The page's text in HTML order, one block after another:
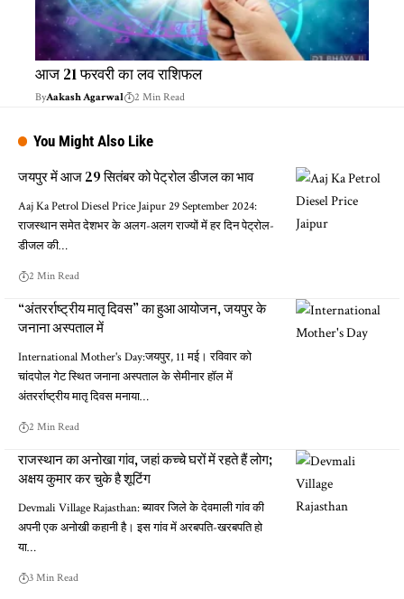
आज 21 फरवरी का लव राशिफल
ByAakash Agarwal 2 Min Read
You Might Also Like
जयपुर में आज 29 सितंबर को पेट्रोल डीजल का भाव
Aaj Ka Petrol Diesel Price Jaipur 29 September 2024:
राजस्थान समेत देशभर के अलग-अलग राज्यों में हर दिन पेट्रोल-
डीजल की…
2 Min Read
“अंतरर्राष्ट्रीय मातृ दिवस” का हुआ आयोजन, जयपुर के
जनाना अस्पताल में
International Mother's Day:जयपुर, 11 मई। रविवार को
चांदपोल गेट स्थित जनाना अस्पताल के सेमीनार हॉल में
अंतरर्राष्ट्रीय मातृ दिवस मनाया…
2 Min Read
राजस्थान का अनोखा गांव, जहां कच्चे घरों में रहते हैं लोग;
अक्षय कुमार कर चुके है शूटिंग
Devmali Village Rajasthan: ब्यावर जिले के देवमाली गांव की
अपनी एक अनोखी कहानी है। इस गांव में अरबपति-खरबपति हो
या…
3 Min Read